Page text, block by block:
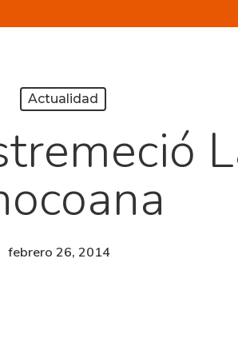
Actualidad
febrero 26, 2014